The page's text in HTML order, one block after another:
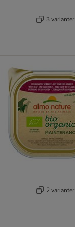
3 varianter
2 varianter